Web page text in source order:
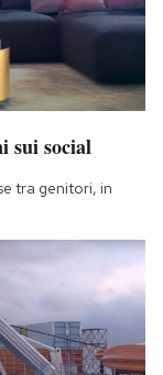
sui social
tra genitori, in